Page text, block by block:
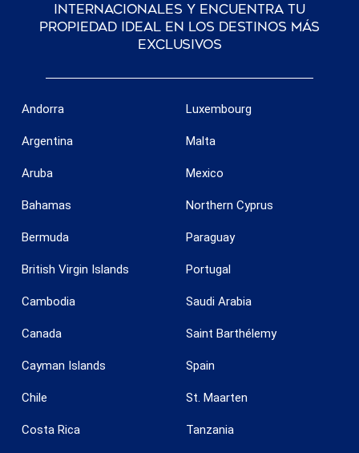
internacionales y encuentra tu
propiedad ideal en los destinos más
exclusivos
Andorra
Argentina
Aruba
Bahamas
Bermuda
British Virgin Islands
Cambodia
Canada
Cayman Islands
Chile
Costa Rica
Luxembourg
Malta
Mexico
Northern Cyprus
Paraguay
Portugal
Saudi Arabia
Saint Barthélemy
Spain
St. Maarten
Tanzania